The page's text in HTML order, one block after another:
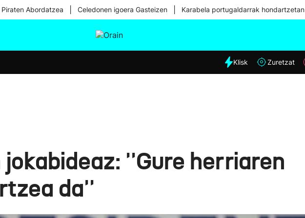
Abordatzea Celedonen igoera Gasteizen Karabela portugaldarrak hondartzetan
Eguraldia
Klisk Zuretzat
''Gure herriaren
da''